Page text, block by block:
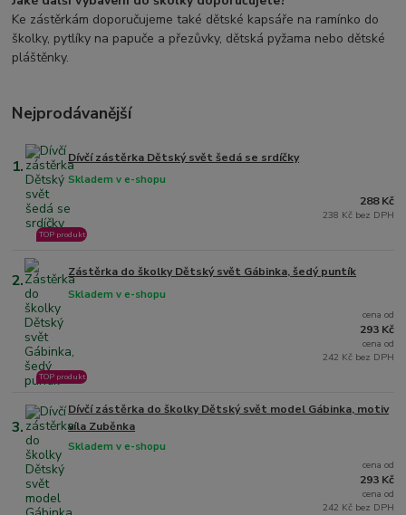
Ke zástěrkám doporučujeme také dětské kapsáře na ramínko do
školky, pytlíky na papuče a přezůvky, dětská pyžama nebo dětské
pláštěnky.
Nejprodávanější
1. Dívčí zástěrka Dětský svět šedá se srdíčky
Skladem v e-shopu
TOP produkt
288 Kč
238 Kč bez DPH
2. Zástěrka do školky Dětský svět Gábinka, šedý puntík
Skladem v e-shopu
TOP produkt
cena od
293 Kč
cena od
242 Kč bez DPH
3.
Dívčí zástěrka do školky Dětský svět model Gábinka, motiv
víla Zuběnka
Skladem v e-shopu
cena od
293 Kč
cena od
242 Kč bez DPH